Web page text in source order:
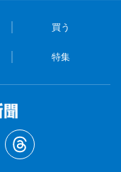
買う
特集